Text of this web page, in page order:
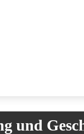
und